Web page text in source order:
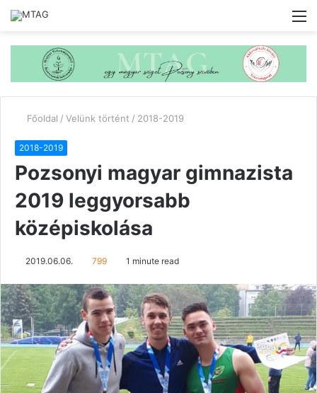
Főoldal / Velünk történt / 2018-2019
2018-2019
Pozsonyi magyar gimnazista
2019 leggyorsabb
középiskolása
2019.06.06. 799 1 minute read